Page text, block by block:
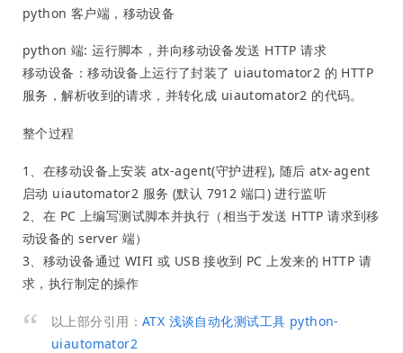
python 客户端，移动设备
python 端: 运行脚本，并向移动设备发送 HTTP 请求
移动设备：移动设备上运行了封装了 uiautomator2 的 HTTP
服务，解析收到的请求，并转化成 uiautomator2 的代码。
整个过程
1、在移动设备上安装 atx-agent(守护进程), 随后 atx-agent
启动 uiautomator2 服务 (默认 7912 端口) 进行监听
2、在 PC 上编写测试脚本并执行（相当于发送 HTTP 请求到移
动设备的 server 端）
3、移动设备通过 WIFI 或 USB 接收到 PC 上发来的 HTTP 请
求，执行制定的操作
以上部分引用： ATX 浅谈自动化测试工具 python-
uiautomator2